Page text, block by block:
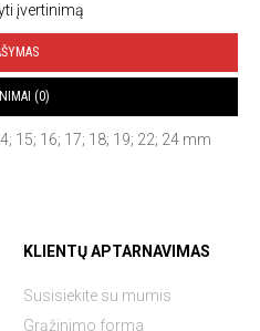
įvertinimą
(0)
15; 16; 17; 18; 19; 22; 24 mm
KLIENTŲ APTARNAVIMAS
Susisiekite su mumis
Grąžinimo forma